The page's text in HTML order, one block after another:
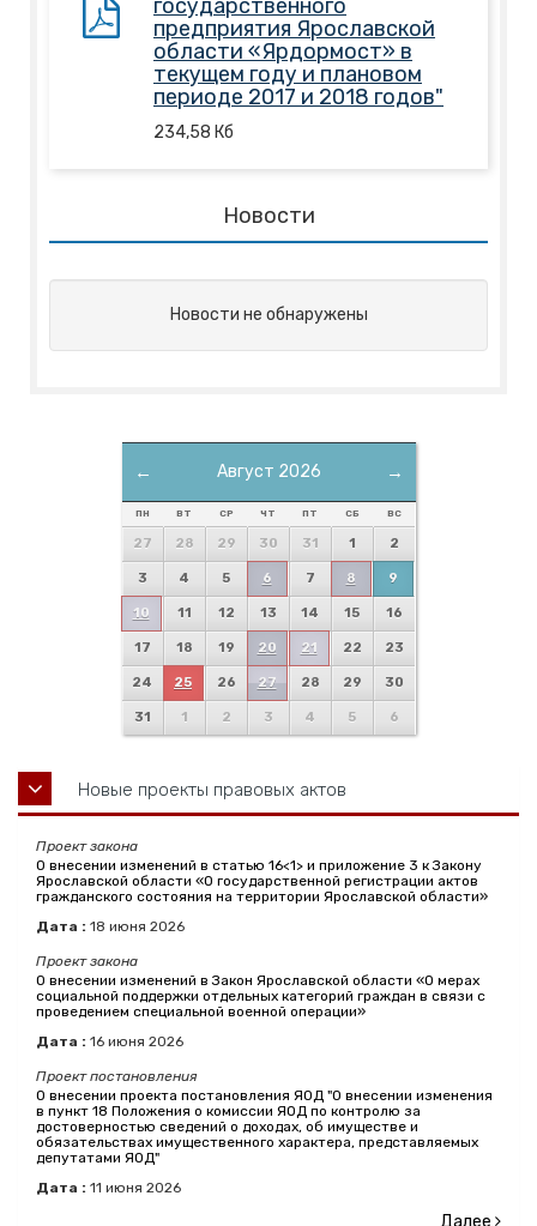
государственного
предприятия Ярославской
области «Ярдормост» в
текущем году и плановом
периоде 2017 и 2018 годов"
234,58 Кб
Новости
Новости не обнаружены
← →
Август 2026
ПН ВТ СР ЧТ ПТ СБ ВС
27 28 29 30 31 1 2
3 4 5 6 7 8 9
10 11 12 13 14 15 16
17 18 19 20 21 22 23
24 25 26 27 28 29 30
31 1 2 3 4 5 6
Новые проекты правовых актов
Проект закона
О внесении изменений в статью 16<1> и приложение 3 к Закону
Ярославской области «О государственной регистрации актов
гражданского состояния на территории Ярославской области»
Дата : 18 июня 2026
Проект закона
О внесении изменений в Закон Ярославской области «О мерах
социальной поддержки отдельных категорий граждан в связи с
проведением специальной военной операции»
Дата : 16 июня 2026
Проект постановления
О внесении проекта постановления ЯОД "О внесении изменения
в пункт 18 Положения о комиссии ЯОД по контролю за
достоверностью сведений о доходах, об имуществе и
обязательствах имущественного характера, представляемых
депутатами ЯОД"
Дата : 11 июня 2026